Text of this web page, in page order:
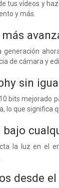
tus vídeos y
y más.
generación
de cámara y
sin
bits
lo que
la luz en el
desde